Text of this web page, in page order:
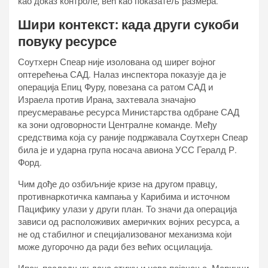
Шири контекст: када други сукоби
повуку ресурсе
Соутхерн Спеар није изолована од ширег војног
оптерећења САД. Налаз инспектора показује да је
операција Епиц Фурy, повезана са ратом САД и
Израела против Ирана, захтевала значајно
преусмеравање ресурса Министарства одбране САД
ка зони одговорности Централне команде. Међу
средствима која су раније подржавала Соутхерн Спеар
била је и ударна група носача авиона УСС Гералд Р.
Форд.
Чим дође до озбиљније кризе на другом правцу,
противнаркотичка кампања у Карибима и источном
Пацифику улази у други план. То значи да операција
зависи од расположивих америчких војних ресурса, а
не од стабилног и специјализованог механизма који
може дугорочно да ради без већих осцилација.